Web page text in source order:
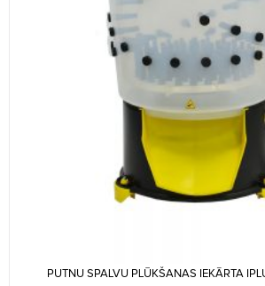
PUTNU SPALVU PLŪKŠANAS IEKĀRTA